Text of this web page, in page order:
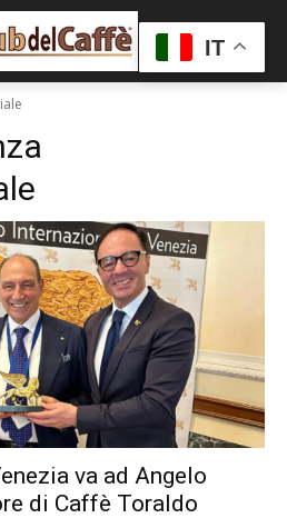
va ad Angelo
di Caffè Toraldo
IT